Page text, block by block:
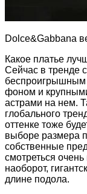
Dolce&Gabbana
Какое платье
Сейчас в тренде
беспроигрышным
фоном и
астрами на нем.
глобального
оттенке тоже
выборе размера
собственные
смотреться
наоборот,
длине подола.